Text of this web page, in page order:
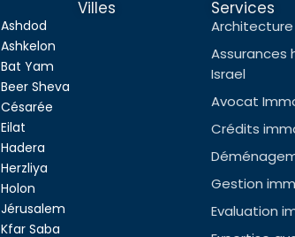
Villes
Ashdod
Ashkelon
Bat Yam
Beer Sheva
Césarée
Eilat
Hadera
Herzliya
Holon
Jérusalem
Kfar Saba
Services
Architecture
Assurances
Israel
Avocat
Crédits
Gestion
Evaluation